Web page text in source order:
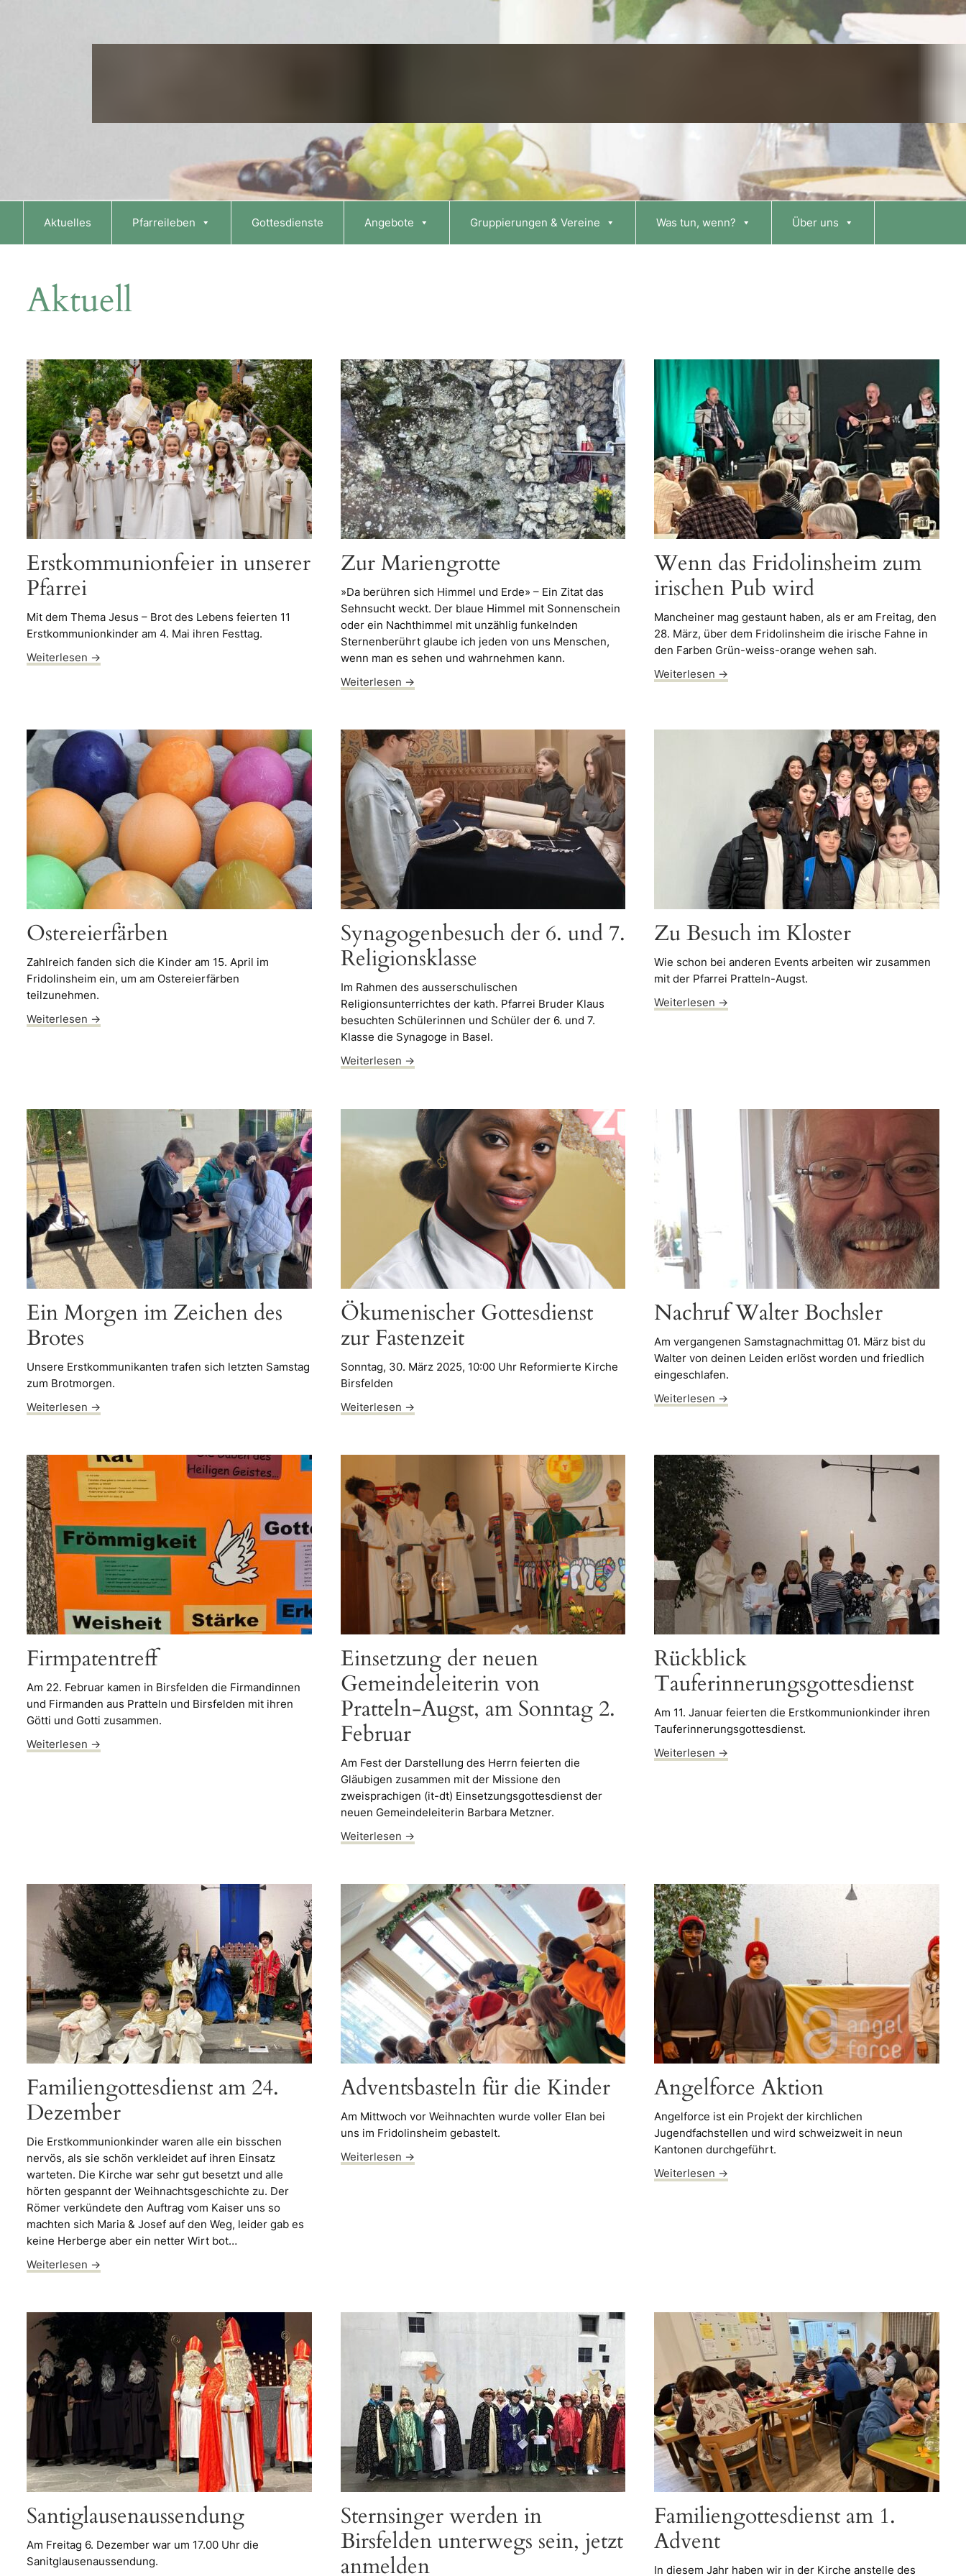
Aktuelles Pfarreileben Gottesdienste Angebote Gruppierungen & Vereine Was tun, wenn? Über uns
Aktuell
Erstkommunionfeier in unserer
Pfarrei
Mit dem Thema Jesus – Brot des Lebens feierten 11
Erstkommunionkinder am 4. Mai ihren Festtag.
Weiterlesen →
Zur Mariengrotte
»Da berühren sich Himmel und Erde» – Ein Zitat das
Sehnsucht weckt. Der blaue Himmel mit Sonnenschein
oder ein Nachthimmel mit unzählig funkelnden
Sternenberührt glaube ich jeden von uns Menschen,
wenn man es sehen und wahrnehmen kann.
Weiterlesen →
Wenn das Fridolinsheim zum
irischen Pub wird
Mancheiner mag gestaunt haben, als er am Freitag, den
28. März, über dem Fridolinsheim die irische Fahne in
den Farben Grün-weiss-orange wehen sah.
Weiterlesen →
Ostereierfärben
Zahlreich fanden sich die Kinder am 15. April im
Fridolinsheim ein, um am Ostereierfärben
teilzunehmen.
Weiterlesen →
Synagogenbesuch der 6. und 7.
Religionsklasse
Im Rahmen des ausserschulischen
Religionsunterrichtes der kath. Pfarrei Bruder Klaus
besuchten Schülerinnen und Schüler der 6. und 7.
Klasse die Synagoge in Basel.
Weiterlesen →
Zu Besuch im Kloster
Wie schon bei anderen Events arbeiten wir zusammen
mit der Pfarrei Pratteln-Augst.
Weiterlesen →
Ein Morgen im Zeichen des
Brotes
Unsere Erstkommunikanten trafen sich letzten Samstag
zum Brotmorgen.
Weiterlesen →
Ökumenischer Gottesdienst
zur Fastenzeit
Sonntag, 30. März 2025, 10:00 Uhr Reformierte Kirche
Birsfelden
Weiterlesen →
Nachruf Walter Bochsler
Am vergangenen Samstagnachmittag 01. März bist du
Walter von deinen Leiden erlöst worden und friedlich
eingeschlafen.
Weiterlesen →
Firmpatentreff
Am 22. Februar kamen in Birsfelden die Firmandinnen
und Firmanden aus Pratteln und Birsfelden mit ihren
Götti und Gotti zusammen.
Weiterlesen →
Einsetzung der neuen
Gemeindeleiterin von
Pratteln-Augst, am Sonntag 2.
Februar
Am Fest der Darstellung des Herrn feierten die
Gläubigen zusammen mit der Missione den
zweisprachigen (it-dt) Einsetzungsgottesdienst der
neuen Gemeindeleiterin Barbara Metzner.
Weiterlesen →
Rückblick
Tauferinnerungsgottesdienst
Am 11. Januar feierten die Erstkommunionkinder ihren
Tauferinnerungsgottesdienst.
Weiterlesen →
Familiengottesdienst am 24.
Dezember
Die Erstkommunionkinder waren alle ein bisschen
nervös, als sie schön verkleidet auf ihren Einsatz
warteten. Die Kirche war sehr gut besetzt und alle
hörten gespannt der Weihnachtsgeschichte zu. Der
Römer verkündete den Auftrag vom Kaiser uns so
machten sich Maria & Josef auf den Weg, leider gab es
keine Herberge aber ein netter Wirt bot…
Weiterlesen →
Adventsbasteln für die Kinder
Am Mittwoch vor Weihnachten wurde voller Elan bei
uns im Fridolinsheim gebastelt.
Weiterlesen →
Angelforce Aktion
Angelforce ist ein Projekt der kirchlichen
Jugendfachstellen und wird schweizweit in neun
Kantonen durchgeführt.
Weiterlesen →
Santiglausenaussendung
Am Freitag 6. Dezember war um 17.00 Uhr die
Sanitglausenaussendung.
Sternsinger werden in
Birsfelden unterwegs sein, jetzt
anmelden
Familiengottesdienst am 1.
Advent
In diesem Jahr haben wir in der Kirche anstelle des